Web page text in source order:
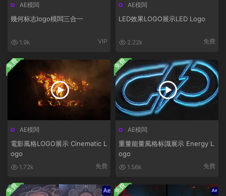
AE模闆
幾何标志logo模闆三合一
1.9k VIP
AE模闆
LED效果LOGO展示LED Logo
2.22k 免費
AE模闆
電影風格LOGO展示 Cinematic L
ogo
1.72k 免費
免費
AE模闆
重量能量風格标識展示 Energy L
ogo
1.56k 免費
免費
免費 免費